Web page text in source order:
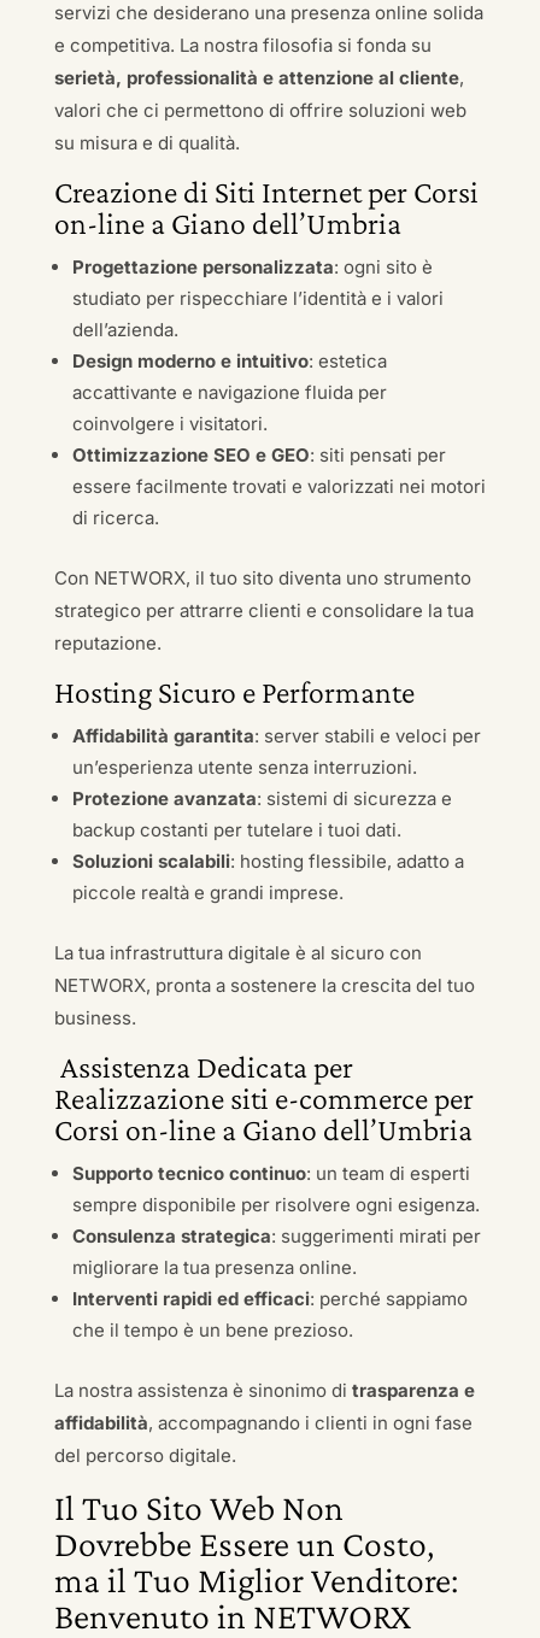
servizi che desiderano una presenza online solida
e competitiva. La nostra filosofia si fonda su
serietà, professionalità e attenzione al cliente,
valori che ci permettono di offrire soluzioni web
su misura e di qualità.
Creazione di Siti Internet per Corsi
on-line a Giano dell’Umbria
Progettazione personalizzata: ogni sito è
studiato per rispecchiare l’identità e i valori
dell’azienda.
Design moderno e intuitivo: estetica
accattivante e navigazione fluida per
coinvolgere i visitatori.
Ottimizzazione SEO e GEO: siti pensati per
essere facilmente trovati e valorizzati nei motori
di ricerca.
Con NETWORX, il tuo sito diventa uno strumento
strategico per attrarre clienti e consolidare la tua
reputazione.
Hosting Sicuro e Performante
Affidabilità garantita: server stabili e veloci per
un’esperienza utente senza interruzioni.
Protezione avanzata: sistemi di sicurezza e
backup costanti per tutelare i tuoi dati.
Soluzioni scalabili: hosting flessibile, adatto a
piccole realtà e grandi imprese.
La tua infrastruttura digitale è al sicuro con
NETWORX, pronta a sostenere la crescita del tuo
business.
Assistenza Dedicata per
Realizzazione siti e-commerce per
Corsi on-line a Giano dell’Umbria
Supporto tecnico continuo: un team di esperti
sempre disponibile per risolvere ogni esigenza.
Consulenza strategica: suggerimenti mirati per
migliorare la tua presenza online.
Interventi rapidi ed efficaci: perché sappiamo
che il tempo è un bene prezioso.
La nostra assistenza è sinonimo di trasparenza e
affidabilità, accompagnando i clienti in ogni fase
del percorso digitale.
Il Tuo Sito Web Non
Dovrebbe Essere un Costo,
ma il Tuo Miglior Venditore:
Benvenuto in NETWORX